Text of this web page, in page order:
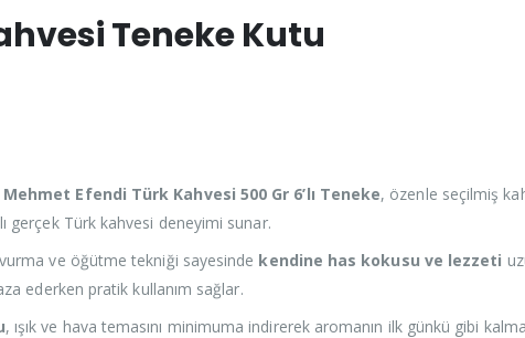
Teneke Kutu
Efendi Türk Kahvesi 500 Gr 6’lı Teneke, özenle seçilmiş
gerçek Türk kahvesi deneyimi sunar.
ve öğütme tekniği sayesinde kendine has kokusu ve lezzeti
ederken pratik kullanım sağlar.
, ışık ve hava temasını minimuma indirerek aromanın ilk günkü gibi